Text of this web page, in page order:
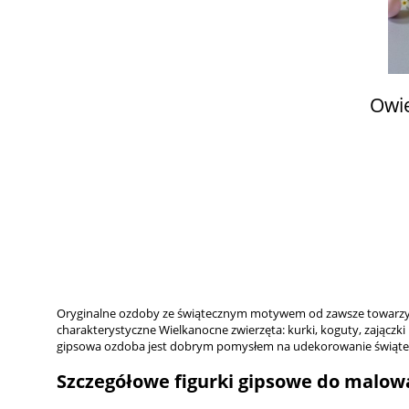
Oryginalne ozdoby ze świątecznym motywem od zawsze
charakterystyczne Wielkanocne zwierzęta: kurki, koguty,
gipsowa ozdoba jest dobrym pomysłem na udekorowanie
Szczegółowe figurki gipsowe do